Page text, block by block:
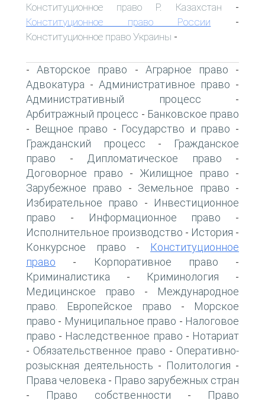
Конституционное право Р. Казахстан -
Конституционное право России -
Конституционное право Украины -
-Авторское право - Аграрное право -
Адвокатура - Административное право -
Административный процесс -
Арбитражный процесс - Банковское право
- Вещное право - Государство и право -
Гражданский процесс -
Гражданское
право - Дипломатическое право -
Договорное право - Жилищное право -
Зарубежное право - Земельное право -
Избирательное право -
Инвестиционное
право - Информационное право -
Исполнительное производство - История -
Конкурсное право -
Конституционное
право - Корпоративное право -
Криминалистика - Криминология -
Медицинское право -
Международное
право. Европейское право -
Морское
право - Муниципальное право - Налоговое
право - Наследственное право - Нотариат
- Обязательственное право - Оперативно-
розыскная деятельность - Политология -
Права человека - Право зарубежных стран
- Право собственности -
Право